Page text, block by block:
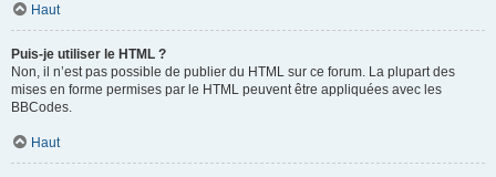
Haut
Puis-je utiliser le HTML ?
Non, il n’est pas possible de publier du HTML sur ce forum. La plupart des
mises en forme permises par le HTML peuvent être appliquées avec les
BBCodes.
Haut